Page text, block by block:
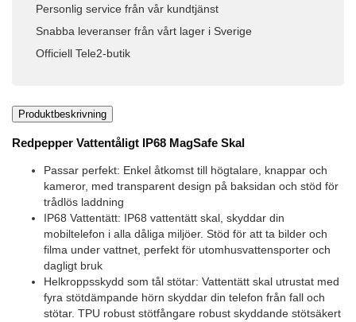
Personlig service från vår kundtjänst
Snabba leveranser från vårt lager i Sverige
Officiell Tele2-butik
Produktbeskrivning
Redpepper Vattentåligt IP68 MagSafe Skal
Passar perfekt: Enkel åtkomst till högtalare, knappar och
kameror, med transparent design på baksidan och stöd för
trådlös laddning
IP68 Vattentätt: IP68 vattentätt skal, skyddar din
mobiltelefon i alla dåliga miljöer. Stöd för att ta bilder och
filma under vattnet, perfekt för utomhusvattensporter och
dagligt bruk
Helkroppsskydd som tål stötar: Vattentätt skal utrustat med
fyra stötdämpande hörn skyddar din telefon från fall och
stötar. TPU robust stötfångare robust skyddande stötsäkert